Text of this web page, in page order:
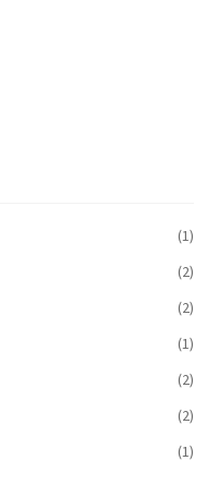
(1)
(2)
(2)
(1)
(2)
(2)
(1)